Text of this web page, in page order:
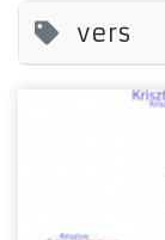
vers